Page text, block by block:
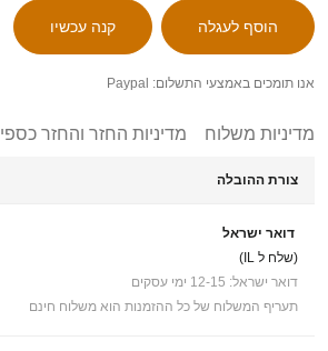
אנו תומכים באמצעי התשלום: Paypal
מדיניות משלוח מדיניות החזר והחזר כספי
צורת ההובלה
דואר ישראל
(שלח ל IL)
דואר ישראל: 12-15 ימי עסקים
תעריף המשלוח של כל ההזמנות הוא משלוח חינם